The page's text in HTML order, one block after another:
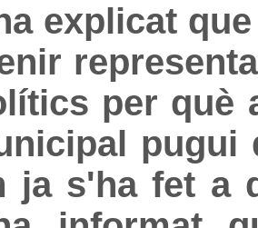
explicat
per què
pugui
ja s'ha fet a